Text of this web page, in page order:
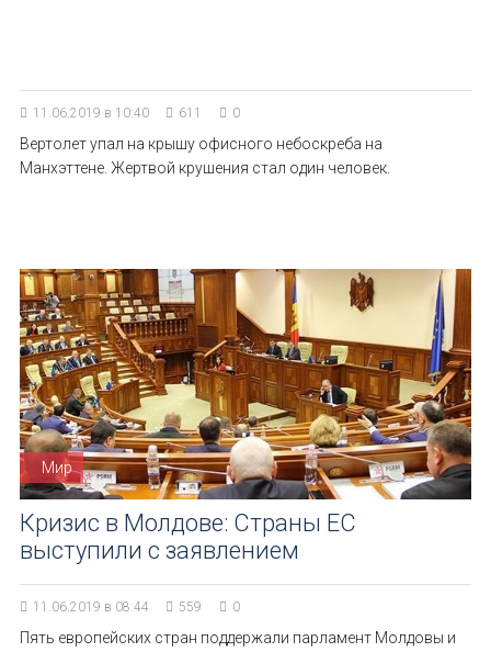
11.06.2019 в 10:40 611 0
Вертолет упал на крышу офисного небоскреба на
Манхэттене. Жертвой крушения стал один человек.
Мир
Кризис в Молдове: Страны ЕС
выступили с заявлением
11.06.2019 в 08:44 559 0
Пять европейских стран поддержали парламент Молдовы и